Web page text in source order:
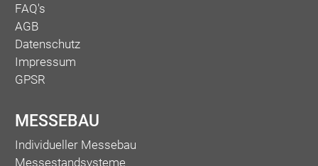
FAQ's
AGB
Datenschutz
Impressum
GPSR
MESSEBAU
Individueller Messebau
Messestandsysteme